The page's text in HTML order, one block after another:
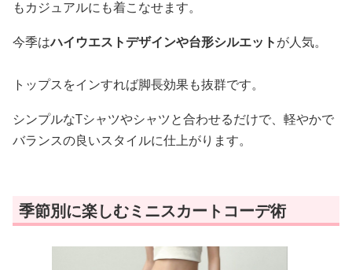
もカジュアルにも着こなせます。
今季はハイウエストデザインや台形シルエットが人気。
トップスをインすれば脚長効果も抜群です。
シンプルなTシャツやシャツと合わせるだけで、軽やかで
バランスの良いスタイルに仕上がります。
季節別に楽しむミニスカートコーデ術